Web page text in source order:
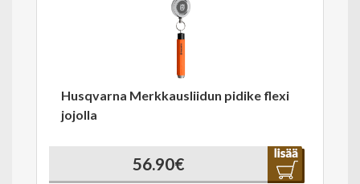
Husqvarna Merkkausliidun pidike flexi
jojolla
56.90€